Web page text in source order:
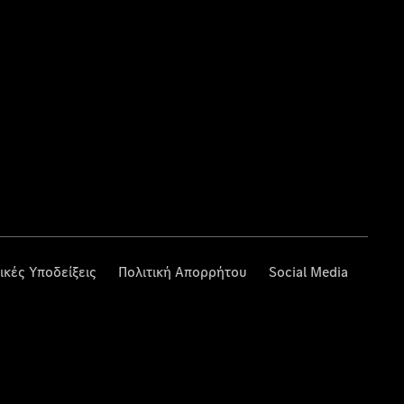
Υποδείξεις Πολιτική Απορρήτου Social Media